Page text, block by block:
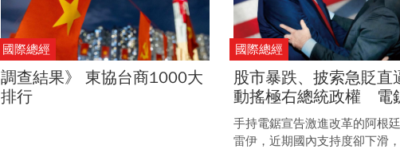
國際總經
調查結果》 東協台商1000大
排行
國際總經
股市暴跌、披索急貶直
動搖極右總統政權 電
踢到鐵板 阿根廷陷經
手持電鋸宣告激進改革的阿根
雷伊，近期國內支持度卻下滑